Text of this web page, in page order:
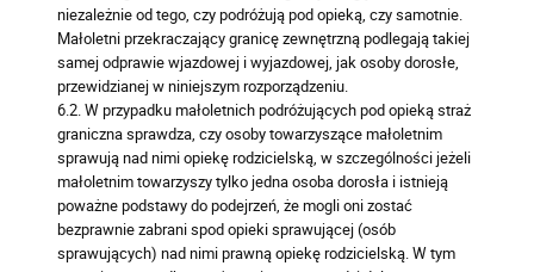
niezależnie od tego, czy podróżują pod opieką, czy samotnie.
Małoletni przekraczający granicę zewnętrzną podlegają takiej
samej odprawie wjazdowej i wyjazdowej, jak osoby dorosłe,
przewidzianej w niniejszym rozporządzeniu.
6.2. W przypadku małoletnich podróżujących pod opieką straż
graniczna sprawdza, czy osoby towarzyszące małoletnim
sprawują nad nimi opiekę rodzicielską, w szczególności jeżeli
małoletnim towarzyszy tylko jedna osoba dorosła i istnieją
poważne podstawy do podejrzeń, że mogli oni zostać
bezprawnie zabrani spod opieki sprawującej (osób
sprawujących) nad nimi prawną opiekę rodzicielską. W tym